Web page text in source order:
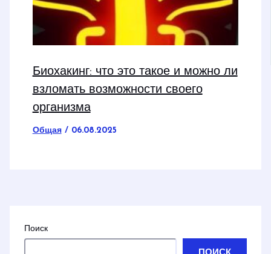
Биохакинг: что это такое и можно ли
взломать возможности своего
организма
Общая/ 06.08.2025
Поиск